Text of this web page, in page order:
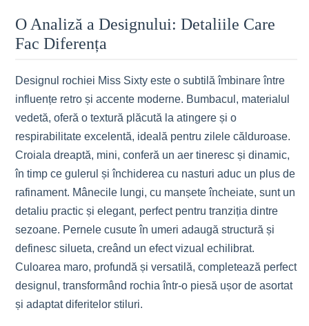
O Analiză a Designului: Detaliile Care
Fac Diferența
Designul rochiei Miss Sixty este o subtilă îmbinare între
influențe retro și accente moderne. Bumbacul, materialul
vedetă, oferă o textură plăcută la atingere și o
respirabilitate excelentă, ideală pentru zilele călduroase.
Croiala dreaptă, mini, conferă un aer tineresc și dinamic,
în timp ce gulerul și închiderea cu nasturi aduc un plus de
rafinament. Mânecile lungi, cu manșete încheiate, sunt un
detaliu practic și elegant, perfect pentru tranziția dintre
sezoane. Pernele cusute în umeri adaugă structură și
definesc silueta, creând un efect vizual echilibrat.
Culoarea maro, profundă și versatilă, completează perfect
designul, transformând rochia într-o piesă ușor de asortat
și adaptat diferitelor stiluri.